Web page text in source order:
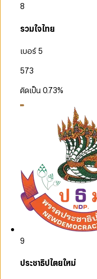
8
รวมใจไทย
เบอร์ 5
573
คิดเป็น0.73%
9
ประชาธิปไตยใหม่